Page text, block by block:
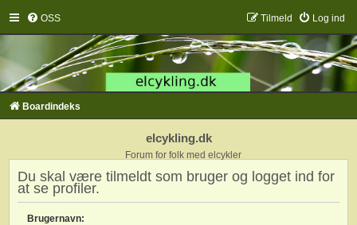
OSS Log ind
Tilmeld
Boardindeks
elcykling.dk
Forum for folk med elcykler
Du skal være tilmeldt som bruger og logget ind for
at se profiler.
Brugernavn: